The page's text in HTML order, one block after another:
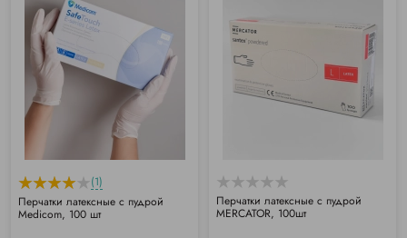
(1)
Перчатки латексные с пудрой
Medicom, 100 шт
Перчатки латексные с пудрой
MERCATOR, 100шт